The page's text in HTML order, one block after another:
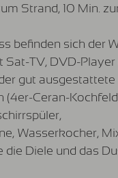
Strand, 10 Min.
befinden sich der
Sat-TV, DVD-Player
gut ausgestattete
(4er-Ceran-
Wasserkocher,
die Diele und das